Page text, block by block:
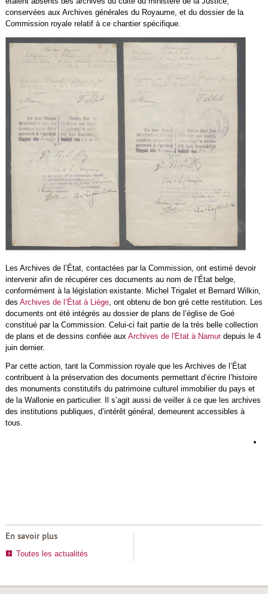
conservées aux Archives générales du Royaume, et du dossier de la
Commission royale relatif à ce chantier spécifique.
Les Archives de l’État, contactées par la Commission, ont estimé devoir
intervenir afin de récupérer ces documents au nom de l’État belge,
conformément à la législation existante. Michel Trigalet et Bernard Wilkin,
des Archives de l’État à Liège, ont obtenu de bon gré cette restitution. Les
documents ont été intégrés au dossier de plans de l’église de Goé
constitué par la Commission. Celui-ci fait partie de la très belle collection
de plans et de dessins confiée aux Archives de l'Etat à Namurdepuis le 4
juin dernier.
Par cette action, tant la Commission royale que les Archives de l’État
contribuent à la préservation des documents permettant d’écrire l’histoire
des monuments constitutifs du patrimoine culturel immobilier du pays et
de la Wallonie en particulier. Il s’agit aussi de veiller à ce que les archives
des institutions publiques, d’intérêt général, demeurent accessibles à
tous.
En savoir plus
Toutes les actualités